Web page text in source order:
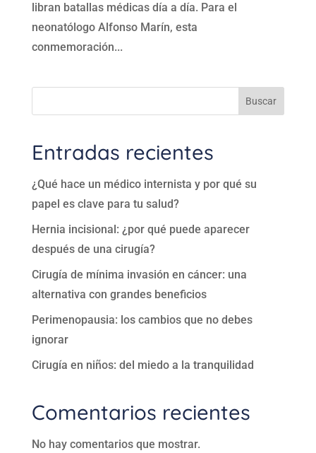
libran batallas médicas día a día. Para el
neonatólogo Alfonso Marín, esta
conmemoración...
Buscar
Entradas recientes
¿Qué hace un médico internista y por qué su
papel es clave para tu salud?
Hernia incisional: ¿por qué puede aparecer
después de una cirugía?
Cirugía de mínima invasión en cáncer: una
alternativa con grandes beneficios
Perimenopausia: los cambios que no debes
ignorar
Cirugía en niños: del miedo a la tranquilidad
Comentarios recientes
No hay comentarios que mostrar.